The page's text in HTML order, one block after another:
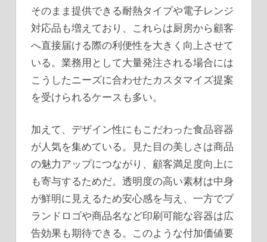
そのまま提供できる耐熱タイプや電子レンジ
対応品も増えており、これらは厨房から顧客
へ直接届ける際の利便性を大きく向上させて
いる。業務用として大量発注される場合には
こうしたニーズに合わせたカスタマイズ提案
を受けられるケースも多い。
加えて、デザイン性にもこだわった食品容器
が人気を集めている。見た目の美しさは商品
の魅力アップにつながり、顧客満足度向上に
も寄与するためだ。透明度の高い素材は中身
が鮮明に見えるため安心感を与え、一方でブ
ランドロゴや商品名など印刷可能な容器は広
告効果も期待できる。このような付加価値要